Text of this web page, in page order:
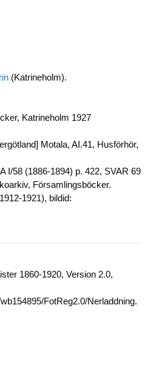
(Katrineholm).
Katrineholm 1927
Motala, AI.41, Husförhör,
I/58 (1886-1894) p. 422, SVAR 69
Församlingsböcker.
1921), bildid:
1860-1920, Version 2.0,
FotReg2.0/Nerladdning.